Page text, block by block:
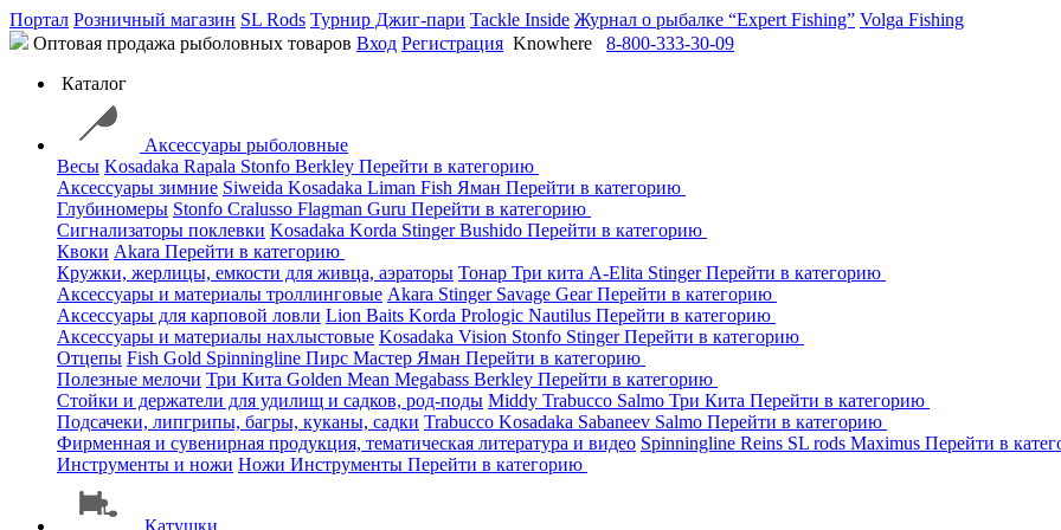
Портал Розничный магазин SL Rods Турнир Джиг-пари Tackle Inside Журнал о рыбалке “Expert Fishing” Volga Fishing
Оптовая продажа рыболовных товаров Вход Регистрация Knowhere
8-800-333-30-09
Каталог
Аксессуары рыболовные
Весы Kosadaka Rapala Stonfo Berkley Перейти в категорию
Аксессуары зимние Siweida Kosadaka Liman Fish Яман Перейти в категорию
Глубиномеры Stonfo Cralusso Flagman Guru Перейти в категорию
Сигнализаторы поклевки Kosadaka Korda StingerBushido Перейти в категорию
Квоки Akara Перейти в категорию
Кружки, жерлицы, емкости для живца, аэраторы Тонар Три кита A-Elita StingerПерейти в категорию
Аксессуары и материалы троллинговые Akara Stinger Savage GearПерейти в категорию
Аксессуары для карповой ловли Lion Baits Korda Prologic Nautilus Перейти в категорию
Аксессуары и материалы нахлыстовые Kosadaka Vision Stonfo StingerПерейти в категорию
Отцепы Fish Gold Spinningline Пирс Мастер Яман Перейти в категорию
Полезные мелочи Три Кита Golden Mean Megabass Berkley Перейти в категорию
Стойки и держатели для удилищ и садков, род-поды Middy Trabucco Salmo Три Кита Перейти в категорию
Подсачеки, липгрипы, багры, куканы, садки Trabucco Kosadaka Sabaneev Salmo Перейти в категорию
Фирменная и сувенирная продукция, тематическая литература и видео Spinningline Reins SL rods Maximus Перейти в
Инструменты и ножи Ножи Инструменты Перейти в категорию
Катушки